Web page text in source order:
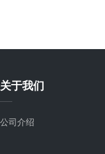
关于我们
公司介绍